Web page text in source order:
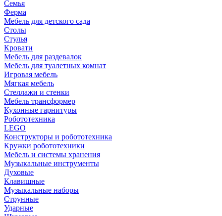
Семья
Ферма
Мебель для детского сада
Столы
Cтулья
Кровати
Мебель для раздевалок
Мебель для туалетных комнат
Игровая мебель
Мягкая мебель
Стеллажи и стенки
Мебель трансформер
Кухонные гарнитуры
Робототехника
LEGO
Конструкторы и робототехника
Кружки робототехники
Мебель и системы хранения
Музыкальные инструменты
Духовые
Клавишные
Музыкальные наборы
Струнные
Ударные